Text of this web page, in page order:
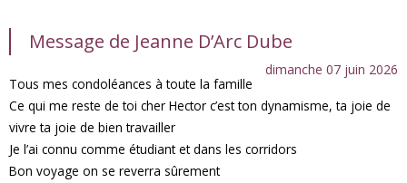
Message de Jeanne D’Arc Dube
dimanche 07 juin 2026
Tous mes condoléances à toute la famille
Ce qui me reste de toi cher Hector c’est ton dynamisme, ta joie de
vivre ta joie de bien travailler
Je l’ai connu comme étudiant et dans les corridors
Bon voyage on se reverra sûrement